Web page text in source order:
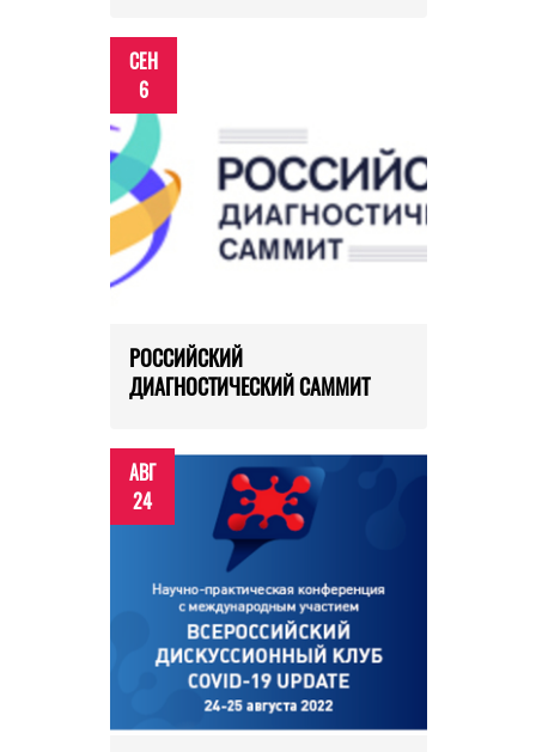
СЕН
6
РОССИЙСКИЙ
ДИАГНОСТИЧЕСКИЙ САММИТ
АВГ
24